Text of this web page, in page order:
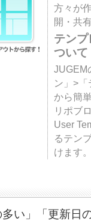
方々が
開・共
テン
ついて
JUGEM
ン」>
から簡
リポブ
User
るテン
けます
い」「更新日